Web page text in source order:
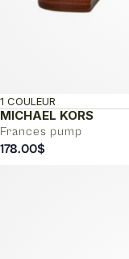
MICHAEL KORS
Frances pump
1 COULEUR
178.00$